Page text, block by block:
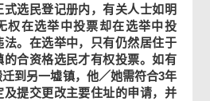
式选民登记册内，有关人士如明
权在选举中投票却在选举中投
法。在选举中，只有仍然居住于
的合资格选民才有权投票。如有
到另一墟镇，他／她需符合3年
及提交更改主要住址的申请，并